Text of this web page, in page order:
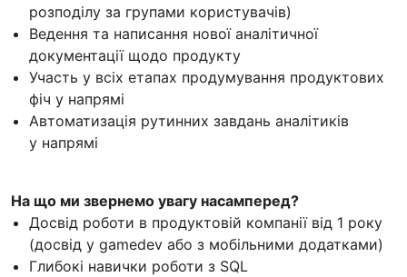
розподілу за групами користувачів)
Ведення та написання нової аналітичної
документації щодо продукту
Участь у всіх етапах продумування продуктових
фіч у напрямі
Автоматизація рутинних завдань аналітиків
у напрямі
На що ми звернемо увагу насамперед?
Досвід роботи в продуктовій компанії від 1 року
(досвід у gamedev або з мобільними додатками)
Глибокі навички роботи з SQL